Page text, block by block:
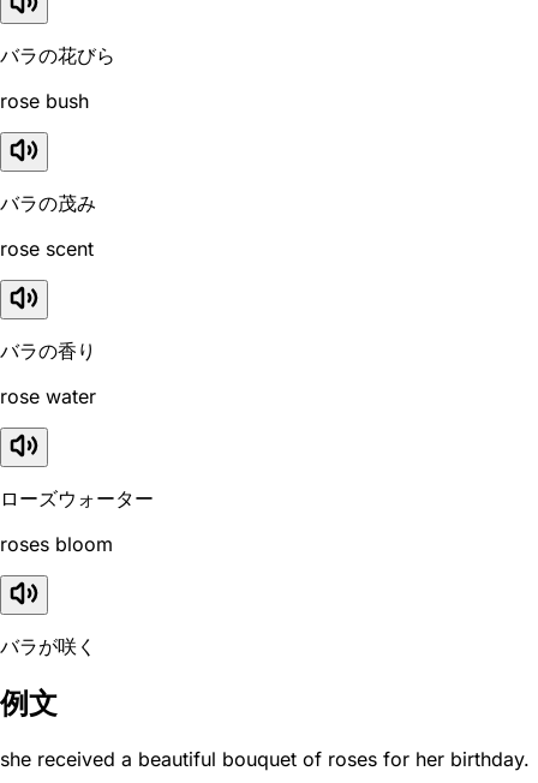
バラの花びら
rose bush
バラの茂み
rose scent
バラの香り
rose water
ローズウォーター
roses bloom
バラが咲く
例文
she received a beautiful bouquet of roses for her birthday.